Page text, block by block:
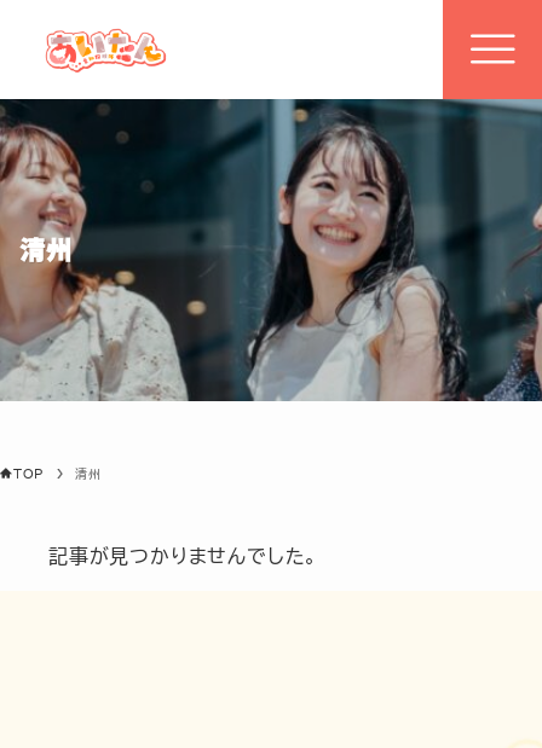
あいたんとは
グルメ・観光・イベントを
地図から探す
キーワードで探す
清州
TOP 清州
記事が見つかりませんでした。